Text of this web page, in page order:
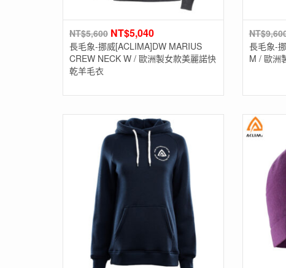
NT$5,600 NT$5,040
長毛象-挪威[ACLIMA]DW MARIUS
CREW NECK W / 歐洲製女款美麗諾快
乾羊毛衣
NT$
長毛象-
M / 歐洲